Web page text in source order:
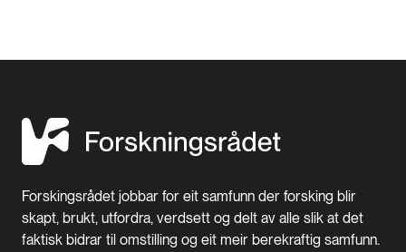
Forskingsrådet jobbar for eit samfunn der forsking blir
skapt, brukt, utfordra, verdsett og delt av alle slik at det
faktisk bidrar til omstilling og eit meir berekraftig samfunn.